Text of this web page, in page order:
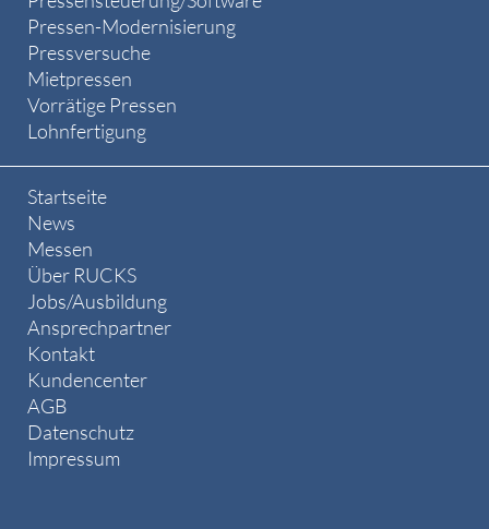
Pressen-Modernisierung
Pressversuche
Mietpressen
Vorrätige Pressen
Lohnfertigung
Startseite
News
Messen
Über RUCKS
Jobs/Ausbildung
Ansprechpartner
Kontakt
Kundencenter
AGB
Datenschutz
Impressum